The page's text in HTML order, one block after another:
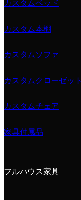
カスタムベッド
カスタム本棚
カスタムソファ
カスタムクローゼット
カスタムチェア
家具付属品
フルハウス家具